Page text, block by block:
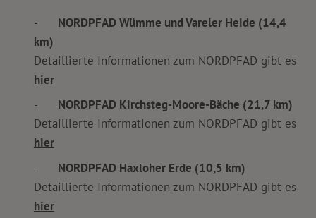
NORDPFAD Wümme und Vareler Heide (14,4
km)
Detaillierte Informationen zum NORDPFAD gibt es
hier
NORDPFAD Kirchsteg-Moore-Bäche (21,7 km)
Detaillierte Informationen zum NORDPFAD gibt es
hier
NORDPFAD Haxloher Erde (10,5 km)
Detaillierte Informationen zum NORDPFAD gibt es
hier